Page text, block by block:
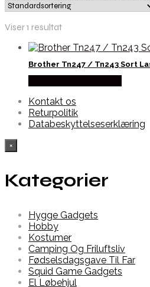
Viser 1 resultat
Brother Tn247 / Tn243 Sort
Kontakt os
Returpolitik
Databeskyttelseserklæring
×
Kategorier
Hygge Gadgets
Hobby
Kostumer
Camping Og Friluftsliv
Fødselsdagsgave Til Far
Squid Game Gadgets
El Løbehjul